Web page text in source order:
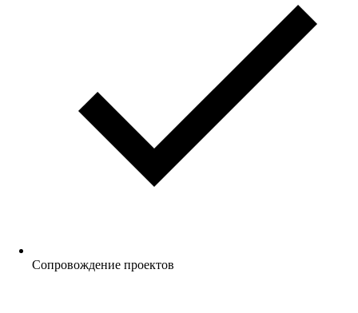
Сопровождение проектов